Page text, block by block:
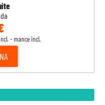
- mance incl.